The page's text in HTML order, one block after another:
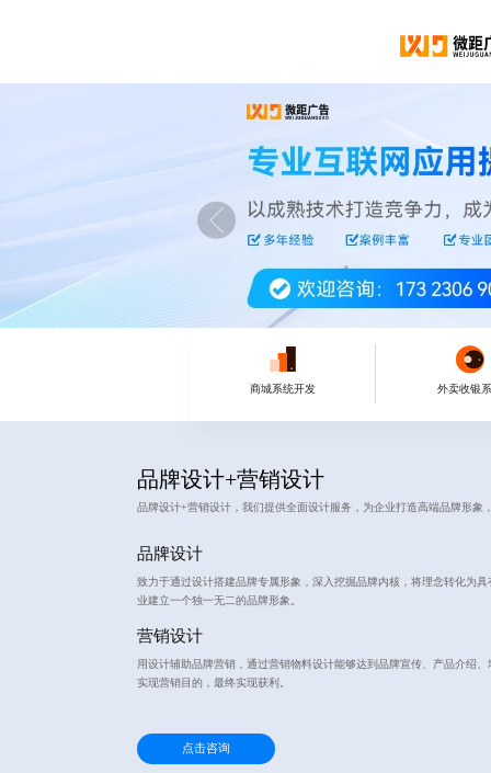
商城系统开发 外卖收银
品牌设计+营销设计
品牌设计+营销设计，我们提供全面设计服务，为企业打造高端品牌形象
品牌设计
致力于通过设计搭建品牌专属形象，深入挖掘品牌内核，将理念转化为
业建立一个独一无二的品牌形象。
营销设计
用设计辅助品牌营销，通过营销物料设计能够达到品牌宣传、产品介绍
实现营销目的，最终实现获利。
点击咨询